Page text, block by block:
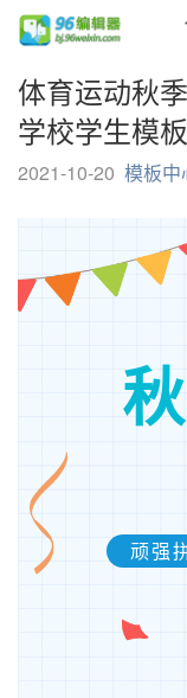
体育运动秋
学校学生模板
2021-10-20 模板中
秋
顽强